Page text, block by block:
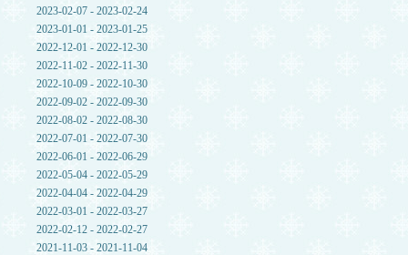
2023-02-07 - 2023-02-24
2023-01-01 - 2023-01-25
2022-12-01 - 2022-12-30
2022-11-02 - 2022-11-30
2022-10-09 - 2022-10-30
2022-09-02 - 2022-09-30
2022-08-02 - 2022-08-30
2022-07-01 - 2022-07-30
2022-06-01 - 2022-06-29
2022-05-04 - 2022-05-29
2022-04-04 - 2022-04-29
2022-03-01 - 2022-03-27
2022-02-12 - 2022-02-27
2021-11-03 - 2021-11-04